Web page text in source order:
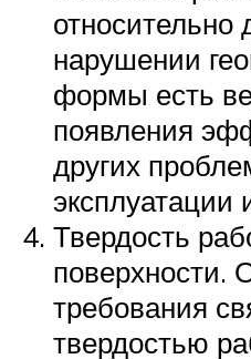
относительно
нарушении
формы есть
появления
других
эксплуатации
Твердость
поверхности.
требования
твердостью